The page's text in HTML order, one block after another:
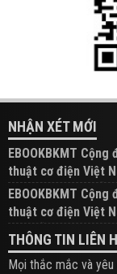
NHẬN XÉT MỚI
EBOOKBKMT Cộng
thuật cơ điện Việt
đăng trên Group hỗ
EBOOKBKMT Cộng
thuật cơ điện Việt
xem hỗ trợ trên Group
THÔNG TIN LIÊN
Mọi thắc mắc và